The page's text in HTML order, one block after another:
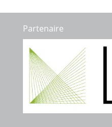
Partenaire